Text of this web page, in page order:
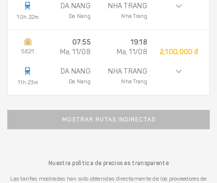
10h 22m
DA NANG
Da Nang
NHA TRANG
Nha Trang
SE21
11h 23m
07:55
Ma, 11/08
DA NANG
Da Nang
19:18
Ma, 11/08
NHA TRANG
Nha Trang
2,100,000 đ
MOSTRAR RUTAS INDIRECTAS
Nuestra política de precios es transparente
Las tarifas mostradas han sido obtenidas directamente de los proveedores de